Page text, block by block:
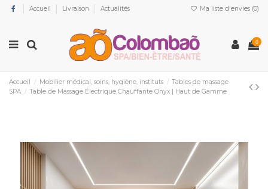
Accueil Livraison Actualités Ma liste d'envies (0)
0
Accueil Mobilier médical, soins, hygiène, instituts
Tables de massage
SPA
Table de Massage Électrique Chauffante Onyx | Haut de Gamme